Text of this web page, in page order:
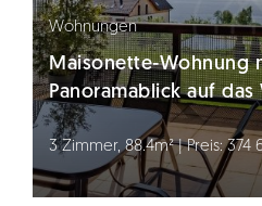
Wohnungen
Maisonette-Wohnung
Panoramablick auf das
3 Zimmer, 88.4m² | Preis: 374